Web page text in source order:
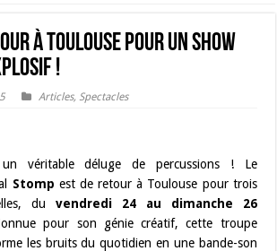
à Toulouse pour un show
!
Articles, Spectacles
un véritable déluge de percussions ! Le
Stomp est de retour à Toulouse pour trois
duvendredi 24 au dimanche 26
pour son génie créatif, cette troupe
les bruits du quotidien en une bande-son